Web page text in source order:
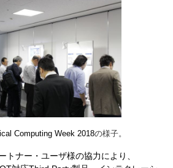
Computing Week 2018の様子。
トナー・ユーザ様の協力により、